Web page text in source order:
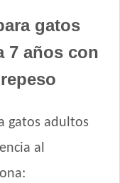
gatos
7 años con
gatos adultos
al